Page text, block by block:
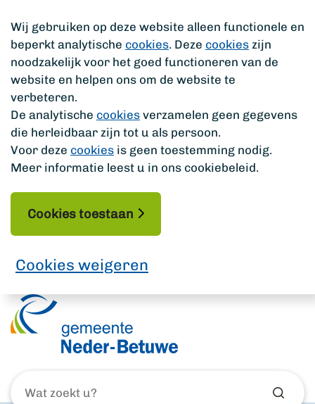
Wij gebruiken op deze website alleen functionele en
beperkt analytische cookies. Deze cookies zijn
noodzakelijk voor het goed functioneren van de
website en helpen ons om de website te
verbeteren.
De analytische cookies verzamelen geen gegevens
die herleidbaar zijn tot u als persoon.
Voor deze cookies is geen toestemming nodig.
Meer informatie leest u in ons cookiebeleid.
Cookies toestaan
Cookies weigeren
zoekt